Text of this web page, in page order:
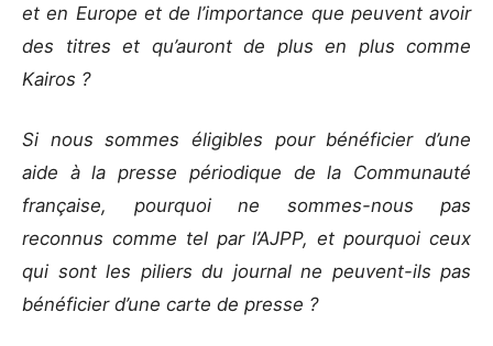
et en Europe et de l’importance que peuvent avoir
des titres et qu’auront de plus en plus comme
Kairos ?
Si nous sommes éligibles pour bénéficier d’une
aide à la presse périodique de la Communauté
française, pourquoi ne sommes-nous pas
reconnus comme tel par l’AJPP, et pourquoi ceux
qui sont les piliers du journal ne peuvent-ils pas
bénéficier d’une carte de presse ?